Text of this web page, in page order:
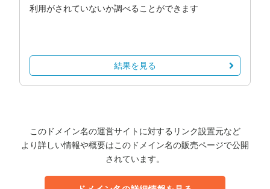
利用がされていないか調べることができます
結果を見る
このドメイン名の運営サイトに対するリンク設置元など
より詳しい情報や概要はこのドメイン名の販売ページで公開
されています。